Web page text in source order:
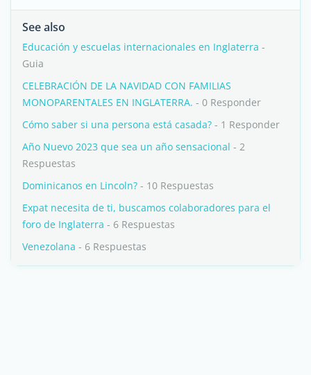
See also
Educación y escuelas internacionales en Inglaterra -
Guia
CELEBRACIÓN DE LA NAVIDAD CON FAMILIAS
MONOPARENTALES EN INGLATERRA. - 0 Responder
Cómo saber si una persona está casada? - 1 Responder
Año Nuevo 2023 que sea un año sensacional - 2
Respuestas
Dominicanos en Lincoln? - 10 Respuestas
Expat necesita de ti, buscamos colaboradores para el
foro de Inglaterra - 6 Respuestas
Venezolana - 6 Respuestas